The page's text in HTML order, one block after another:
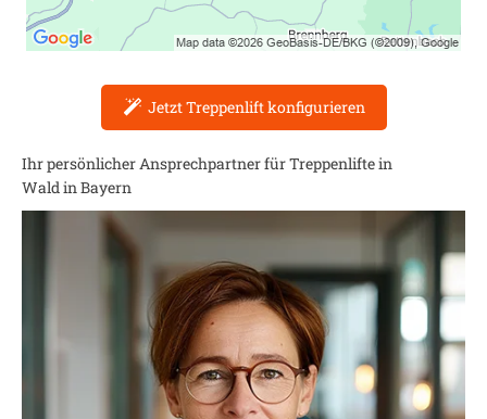
Jetzt Treppenlift konfigurieren
Ihr persönlicher Ansprechpartner für Treppenlifte in
Wald in Bayern